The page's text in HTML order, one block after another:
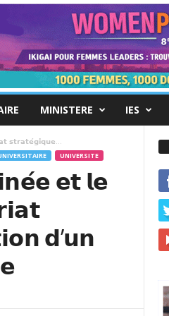
MINISTERE IES
𝘀𝘁𝗿𝗮𝘁𝗲́𝗴𝗶𝗾𝘂𝗲...
UNIVERSITE
𝗲𝘁 𝗹𝗲
𝗱’𝘂𝗻